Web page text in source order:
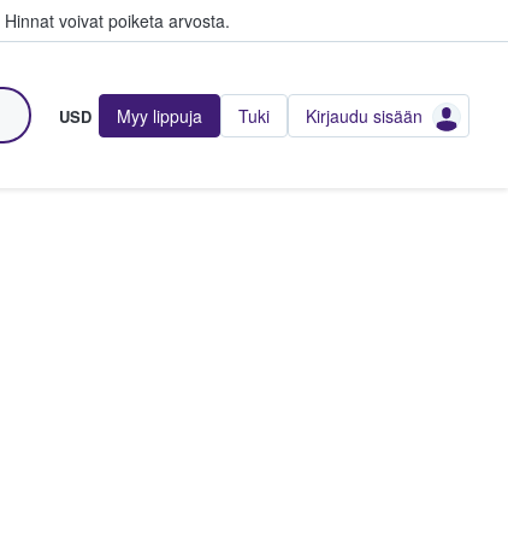
Hinnat voivat poiketa arvosta.
USD Myy lippuja Tuki Kirjaudu sisään